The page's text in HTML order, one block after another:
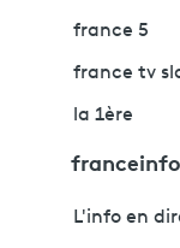
france 5
france tv
la 1ère
franceinfo
L'info en